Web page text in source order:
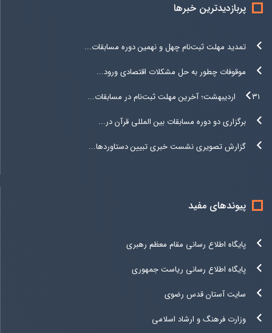
پربازدیدترین خبرها
تمدید مهلت ثبت‌نام چهل و نهمین دوره مسابقات...
موقوفات چطور به حل مشکلات اقتصادی ورود...
۳۱ اردیبهشت؛ آخرین مهلت ثبت‌نام در مسابقات...
برگزاری دو دوره مسابقات بین المللی قرآن در...
گزارش تصویری نشست خبری تبیین دستاوردها...
پیوندهای مفید
پایگاه اطلاع رسانی مقام معظم رهبری
پایگاه اطلاع رسانی ریاست جمهوری
سایت آستان قدس رضوی
وزارت فرهنگ و ارشاد اسلامی